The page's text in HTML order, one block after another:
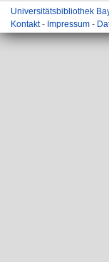
Universitätsbibliothek
Kontakt- Impressum -